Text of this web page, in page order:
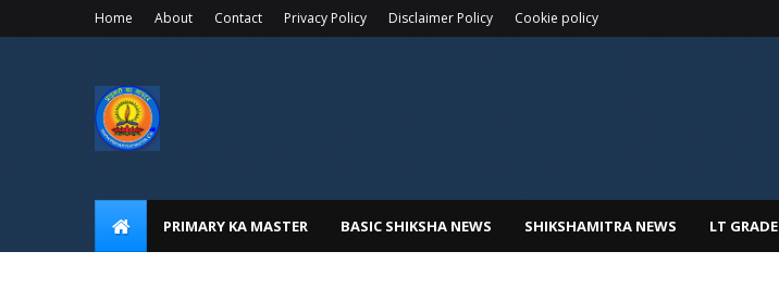
Home About Contact Privacy Policy Disclaimer Policy Cookie policy
PRIMARY KA MASTER BASIC SHIKSHA NEWS SHIKSHAMITRA NEWS LT GRADE